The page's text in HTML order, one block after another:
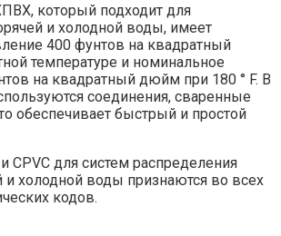
который подходит для
и холодной воды, имеет
400 фунтов на квадратный
температуре и номинальное
на квадратный дюйм при 180 ° F. В
соединения, сваренные
обеспечивает быстрый и простой
CPVC для систем распределения
и холодной воды признаются во всех
кодов.